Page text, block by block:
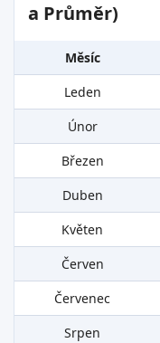
a Průměr)
Měsíc
Leden
Únor
Březen
Duben
Květen
Červen
Červenec
Srpen